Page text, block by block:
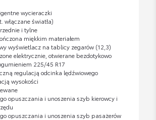
wycieraczki
światła)
i tylne
miękkim materiałem
wyświetlacz na tablicy zegarów (12,3)
elektrycznie, otwierane bezdotykowo
225/45 R17
regulacją odcinka lędźwiowego
wysokości
opuszczania i unoszenia szyb kierowcy i
opuszczania i unoszenia szyb pasażerów